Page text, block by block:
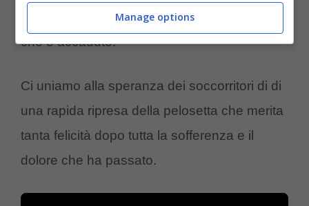
tristezza e la commozione per tutto quello
che è accaduto.
Ci uniamo alla speranza dei soccorritori di di
una rapida ripresa della pelosetta che merita
tanta felicità dopo tutta la sofferenza e il
dolore che ha passato.
Manage options